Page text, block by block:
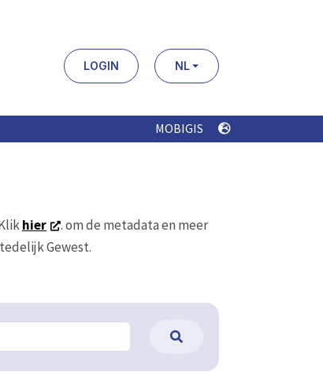
LOGIN NL
MOBIGIS
hier
. om de metadata en meer
Gewest.